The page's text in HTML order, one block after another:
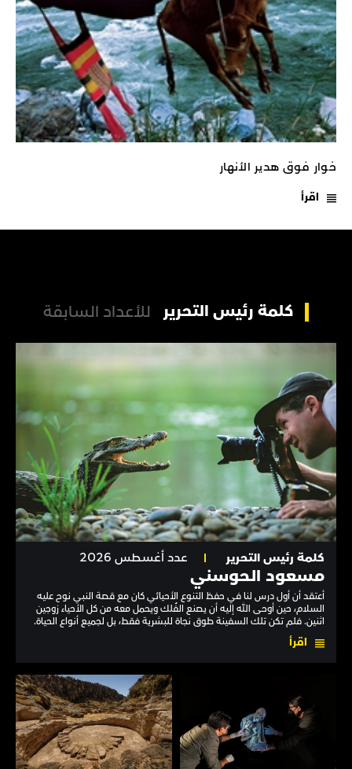
خوار فوق هدير الأنهار
اقرأ
كلمة رئيس التحرير للأعداد السابقة
كلمة رئيس التحرير عدد أغسطس 2026
مسعود الحوسني
أعتقد أن أول درس لنا في حفظ التنوع الأحيائي كان مع قصة النبي نوح عليه
السلام، حين أوحى الله إليه أن يصنع الفُلك ويحمل معه من كل الأحياء زوجين
اثنين. فلم تكن تلك السفينة طوق نجاة للبشرية فقط، بل لجميع أنواع الحياة.
اقرأ